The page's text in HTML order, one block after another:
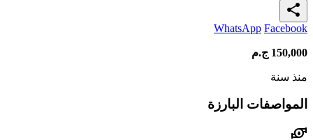
share
WhatsApp Facebook
150,000 ج.م
منذ سنة
المواصفات البارزة
water_pump